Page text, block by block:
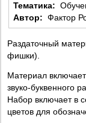
Тематика:
Автор: Фактор
Раздаточный
фишки).
Материал
звуко-буквенного
Набор включает в
цветов для